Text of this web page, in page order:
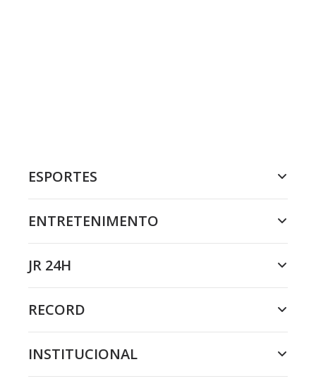
ESPORTES
ENTRETENIMENTO
JR 24H
RECORD
INSTITUCIONAL